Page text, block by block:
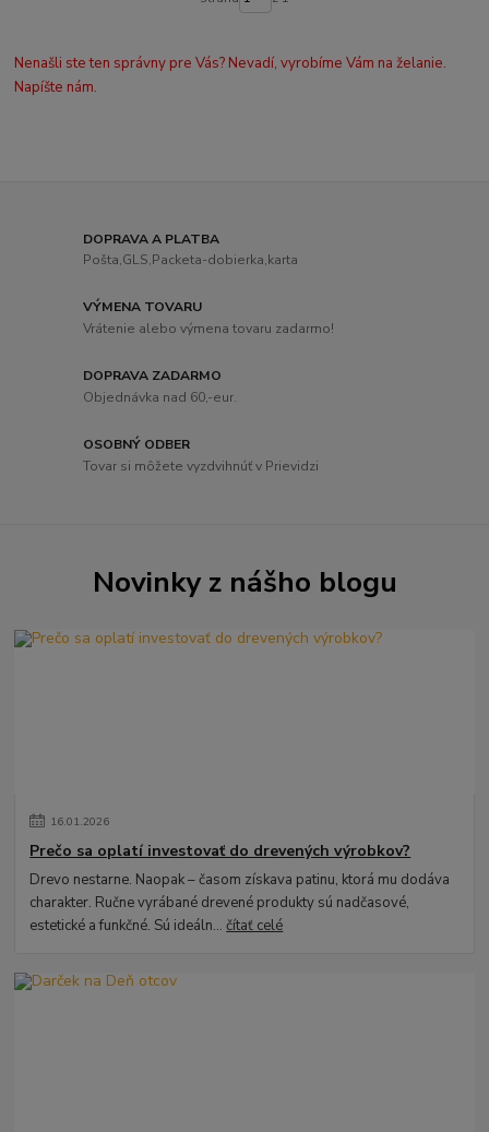
Nenašli ste ten správny pre Vás? Nevadí, vyrobíme Vám na želanie.
Napíšte nám.
DOPRAVA A PLATBA
Pošta,GLS,Packeta-dobierka,karta
VÝMENA TOVARU
Vrátenie alebo výmena tovaru zadarmo!
DOPRAVA ZADARMO
Objednávka nad 60,-eur.
OSOBNÝ ODBER
Tovar si môžete vyzdvihnúť v Prievidzi
Novinky z nášho blogu
16.01.2026
Prečo sa oplatí investovať do drevených výrobkov?
Drevo nestarne. Naopak – časom získava patinu, ktorá mu dodáva
charakter. Ručne vyrábané drevené produkty sú nadčasové,
estetické a funkčné. Sú ideáln...čítať celé